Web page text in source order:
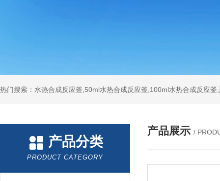
热门搜索：水热合成反应釜,50ml水热合成反应釜,100ml水热合成反应
产品分类
PRODUCT CATEGORY
产品展示 /